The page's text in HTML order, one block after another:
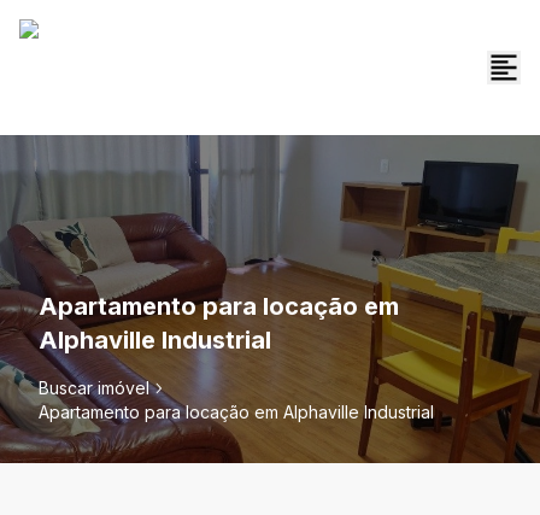
Apartamento para locação em
Alphaville Industrial
Buscar imóvel
Apartamento para locação em Alphaville Industrial